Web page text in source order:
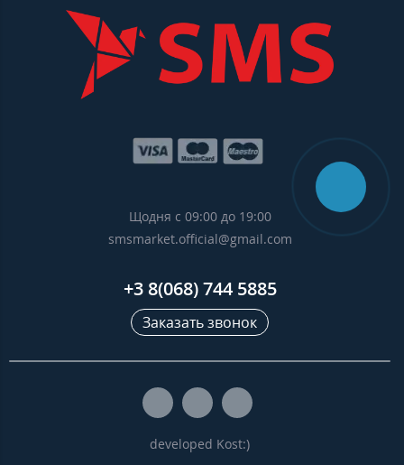
Щодня с 09:00 до 19:00
smsmarket.official@gmail.com
+3 8(068) 744 5885
Заказать звонок
developed Kost:)